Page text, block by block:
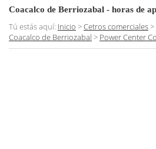
Coacalco de Berriozabal - horas de
Tú estás aquí: Inicio >Cetros comerciales>
Coacalco de Berriozabal > Power Center